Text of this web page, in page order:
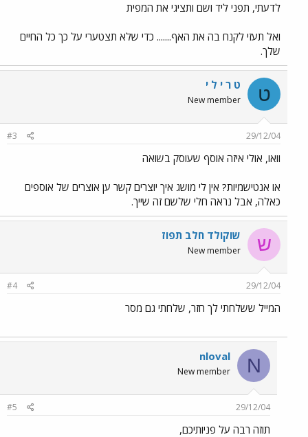
לדעתי, תפני ליד ושם ותציגי את המפית
ואל תעזי לקנח בה את האף....... כדי שלא תצטערי על כך כל החיים
שלך.
ט ט ר י ל י
New member
29/12/04
#3
וואו, אולי איזה אוסף שעוסק בשואה
או אנטישמיות? אין לי מושג איך יוצרים קשר ען אוצרים של אוספים
כאלה, אבל נראה חלי שלשם זה שייך.
ש שוקולד חלב תפוז
New member
29/12/04
#4
המייל ששלחתי לך חזר, שלחתי גם מסר
N
nloval
New member
29/12/04
#5
תוזה רבה על פניותיכם,